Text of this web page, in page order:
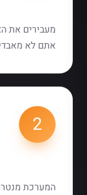
מעבירים את
אתם לא
2